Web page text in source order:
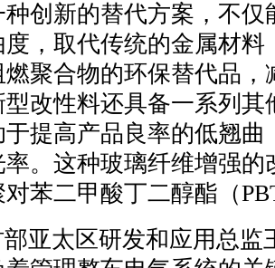
创新的替代方案，不
，取代传统的金属材
聚合物的环保替代品
改性料还具备一系列
提高产品良率的低翘
。这种玻璃纤维增强
苯二甲酸丁二醇酯（
亚太区研发和应用总监